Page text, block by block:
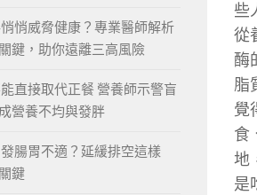
些
從
酶
脂
覺
食
地
是
悄威脅健康？專業醫師解析
鍵，助你遠離三高風險
直接取代正餐 營養師示警盲
營養不均與發胖
腸胃不適？延緩排空這樣
鍵